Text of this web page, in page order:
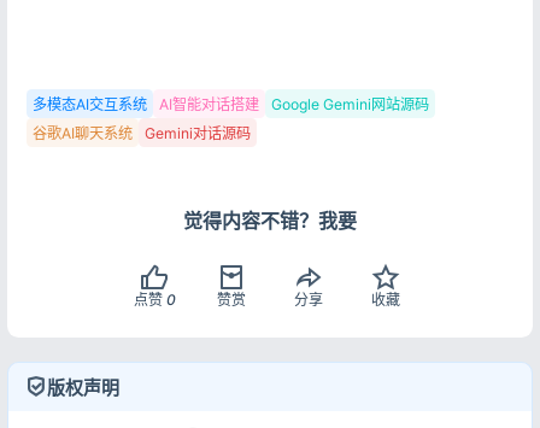
多模态AI交互系统 AI智能对话搭建
Google Gemini网站源码
谷歌AI聊天系统
Gemini对话源码
觉得内容不错？我要
点赞 0 赞赏 分享 收藏
版权声明
登录
没有账号？立即注册